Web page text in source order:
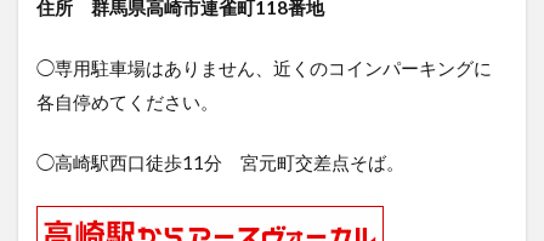
住所 群馬県高崎市連雀町118番地
◯専用駐車場はありません、近くのコインパーキングに
各自停めてください。
◯高崎駅西口徒歩11分 宮元町交差点そば。